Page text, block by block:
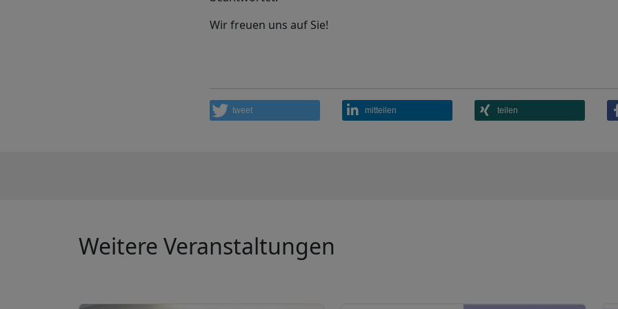
Wir freuen uns auf Sie!
tweet mitteilen teilen
Weitere Veranstaltungen